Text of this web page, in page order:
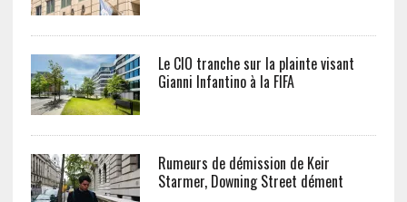
Le CIO tranche sur la plainte visant
Gianni Infantino à la FIFA
Rumeurs de démission de Keir
Starmer, Downing Street dément